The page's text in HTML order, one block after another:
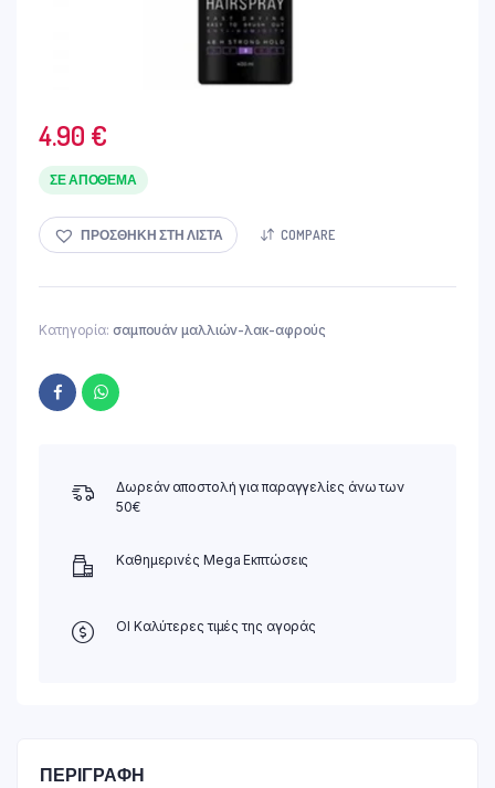
4.90 €
ΣΕ ΑΠΌΘΕΜΑ
ΠΡΟΣΘΉΚΗ ΣΤΗ ΛΊΣΤΑ COMPARE
Κατηγορία: σαμπουάν μαλλιών-λακ-αφρούς
Δωρεάν αποστολή για παραγγελίες άνω των
50€
Καθημερινές Mega Εκπτώσεις
ΟΙ Καλύτερες τιμές της αγοράς
ΠΕΡΙΓΡΑΦΉ